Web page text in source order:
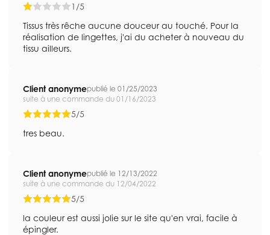
1/5
Tissus très rêche aucune douceur au touché. Pour la
réalisation de lingettes, j'ai du acheter à nouveau du
tissu ailleurs.
Client anonymepublié le 01/25/2023
suite à une commande du 01/16/2023
5/5
tres beau.
Client anonymepublié le 12/13/2022
suite à une commande du 12/04/2022
5/5
la couleur est aussi jolie sur le site qu'en vrai, facile à
épingler.